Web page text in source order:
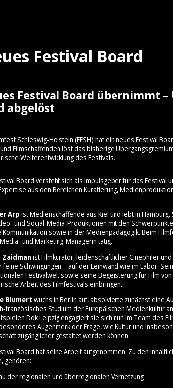
Festival Board
Festival Board übernimmt
abgelöst
Schleswig-Holstein (FFSH) hat ein neues Festival
Filmschaffenden löst das bisherige
Weiterentwicklung des Festivals.
Board versteht sich als Impulsgeber für das Festival
aus den Bereichen Kuratierung,
Arp ist Medienschaffende aus Kiel und lebt in
und Social‑Media‑Produktionen mit den
Kommunikation sowie in der Medienpädagogik. Beim
und Marketing‑Managerin tätig.
Zaidman ist Filmkurator, leidenschaftlicher Cinephiler
feine Schwingungen – auf der Leinwand wie im Labor.
Festivalwelt sowie seine Begeisterung für Film
Arbeit des Filmfestivals einbringen.
Blumert wuchs in Berlin auf, absolvierte zunächst eine
Studium der Europäischen Medienkultur
Dok Leipzig engagiert sie sich nun im Team des
Augenmerk der Frage, wie Kultur und
zugänglicher gestaltet werden können.
Board hat seine Arbeit aufgenommen. Zu den
gehören:
der regionalen und überregionalen Vernetzung